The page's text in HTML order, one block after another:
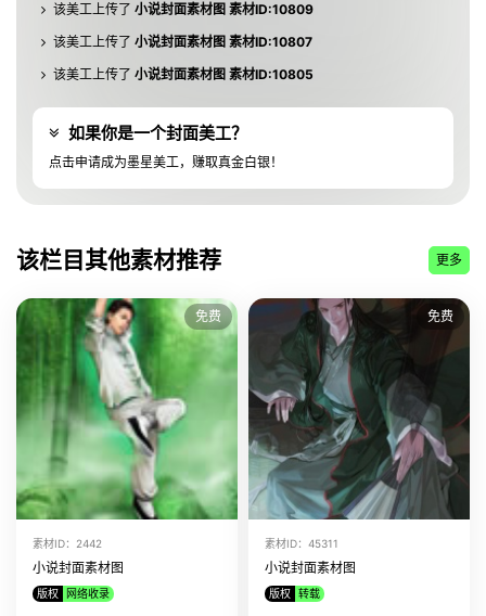
该美工上传了 小说封面素材图 素材ID:10807
该美工上传了 小说封面素材图 素材ID:10805
该美工上传了 小说封面素材图 素材ID:10804
该美工上传了小说封面素材图 素材ID:10801
该美工上传了小说封面素材图 素材ID:10800
该美工上传了小说封面素材图 素材ID:10796
该美工上传了小说封面素材图 素材ID:10794
该美工上传了小说封面素材图 素材ID:8562
该美工上传了小说封面素材图 素材ID:8561
该美工上传了小说封面素材图 素材ID:8559
该美工上传了小说封面素材图 素材ID:8557
该美工上传了小说封面素材图 素材ID:8556
该美工上传了小说封面素材图 素材ID:8550
该美工上传了小说封面素材图 素材ID:8549
该美工上传了 小说封面素材图 素材ID:8540
该美工上传了
小说封面素材图 素材ID:8378
该美工上传了
小说封面素材图 素材ID:8369
如果你是一个封面美工？
点击申请成为墨星美工，赚取真金白银！
该栏目其他素材推荐 更多
免费
素材ID：2442
小说封面素材图
版权 网络收录
免费
素材ID：45311
小说封面素材图
版权 转载